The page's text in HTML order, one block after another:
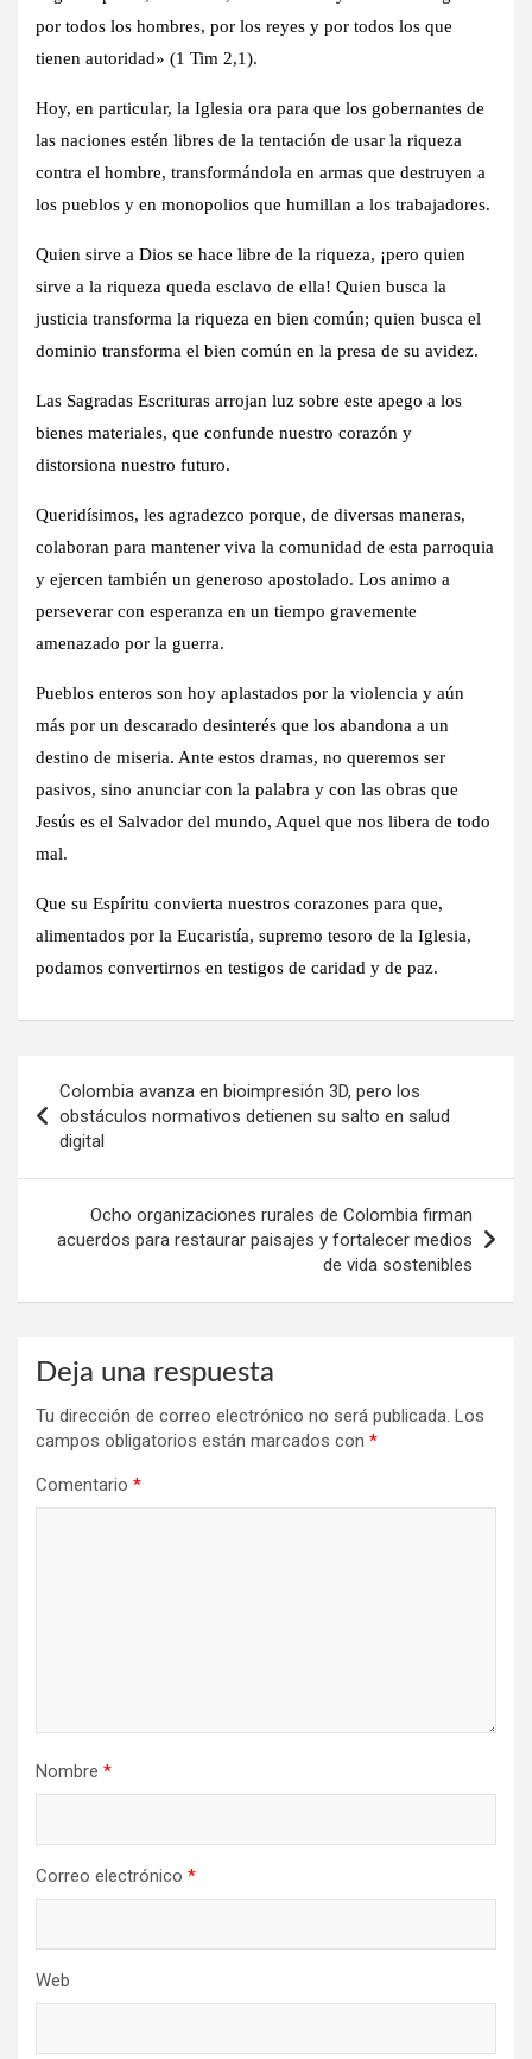
por todos los hombres, por los reyes y por todos los que
tienen autoridad» (1 Tim 2,1).
Hoy, en particular, la Iglesia ora para que los gobernantes de
las naciones estén libres de la tentación de usar la riqueza
contra el hombre, transformándola en armas que destruyen a
los pueblos y en monopolios que humillan a los trabajadores.
Quien sirve a Dios se hace libre de la riqueza, ¡pero quien
sirve a la riqueza queda esclavo de ella! Quien busca la
justicia transforma la riqueza en bien común; quien busca el
dominio transforma el bien común en la presa de su avidez.
Las Sagradas Escrituras arrojan luz sobre este apego a los
bienes materiales, que confunde nuestro corazón y
distorsiona nuestro futuro.
Queridísimos, les agradezco porque, de diversas maneras,
colaboran para mantener viva la comunidad de esta parroquia
y ejercen también un generoso apostolado. Los animo a
perseverar con esperanza en un tiempo gravemente
amenazado por la guerra.
Pueblos enteros son hoy aplastados por la violencia y aún
más por un descarado desinterés que los abandona a un
destino de miseria. Ante estos dramas, no queremos ser
pasivos, sino anunciar con la palabra y con las obras que
Jesús es el Salvador del mundo, Aquel que nos libera de todo
mal.
Que su Espíritu convierta nuestros corazones para que,
alimentados por la Eucaristía, supremo tesoro de la Iglesia,
podamos convertirnos en testigos de caridad y de paz.
de
entradas
Colombia avanza en bioimpresión 3D, pero los
obstáculos normativos detienen su salto en salud
digital
Ocho organizaciones rurales de Colombia firman
acuerdos para restaurar paisajes y fortalecer medios
de vida sostenibles
Deja una respuesta
Tu dirección de correo electrónico no será publicada. Los
campos obligatorios están marcados con *
Comentario *
Nombre *
Correo electrónico *
Web